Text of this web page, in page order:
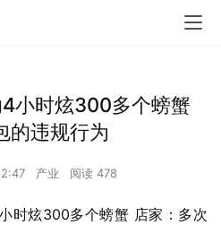
小时炫300多个螃蟹
的违规行为
产业 阅读 478
时炫300多个螃蟹 店家：多次